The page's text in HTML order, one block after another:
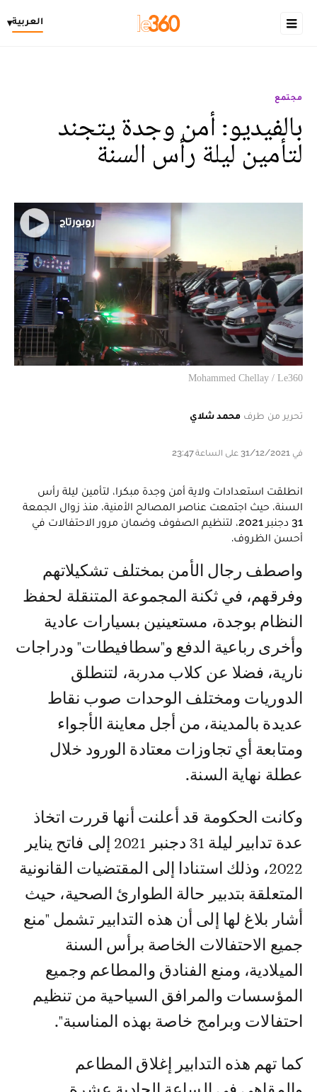
العربية▾
مجتمع
بالفيديو: أمن وجدة يتجند
لتأمين ليلة رأس السنة
Mohammed Chellay / Le360
تحرير من طرف محمد شلاي
في 31/12/2021 على الساعة 23:47
انطلقت استعدادات ولاية أمن وجدة مبكرا، لتأمين ليلة رأس
السنة، حيث اجتمعت عناصر المصالح الأمنية، منذ زوال الجمعة
31 دجنبر 2021، لتنظيم الصفوف وضمان مرور الاحتفالات في
أحسن الظروف.
واصطف رجال الأمن بمختلف تشكيلاتهم
وفرقهم، في ثكنة المجموعة المتنقلة لحفظ
النظام بوجدة، مستعينين بسيارات عادية
وأخرى رباعية الدفع و"سطافيطات" ودراجات
نارية، فضلا عن كلاب مدربة، لتنطلق
الدوريات ومختلف الوحدات صوب نقاط
عديدة بالمدينة، من أجل معاينة الأجواء
ومتابعة أي تجاوزات معتادة الورود خلال
عطلة نهاية السنة.
وكانت الحكومة قد أعلنت أنها قررت اتخاذ
عدة تدابير ليلة 31 دجنبر 2021 إلى فاتح يناير
2022، وذلك استنادا إلى المقتضيات القانونية
المتعلقة بتدبير حالة الطوارئ الصحية، حيث
أشار بلاغ لها إلى أن هذه التدابير تشمل "منع
جميع الاحتفالات الخاصة برأس السنة
الميلادية، ومنع الفنادق والمطاعم وجميع
المؤسسات والمرافق السياحية من تنظيم
احتفالات وبرامج خاصة بهذه المناسبة".
كما تهم هذه التدابير إغلاق المطاعم